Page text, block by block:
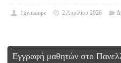
1gymampe 2 Απριλίου 2026
Εγγραφή μαθητών στο